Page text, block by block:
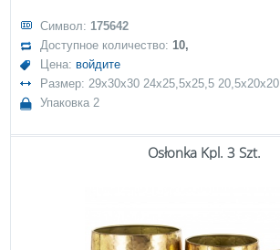
Символ: 175642
Доступное количество:10,
Цена: войдите
Размер: 29x30x30 24x25,5x25,5 20,5x20x20
Упаковка 2
Osłonka Kpl. 3 Szt.